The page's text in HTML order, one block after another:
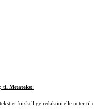
til Metatekst:
er forskellige redaktionelle noter til